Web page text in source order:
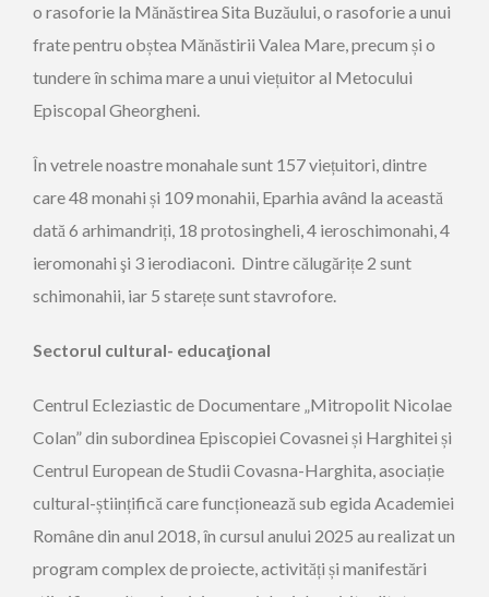
o rasoforie la Mănăstirea Sita Buzăului, o rasoforie a unui
frate pentru obștea Mănăstirii Valea Mare, precum și o
tundere în schima mare a unui viețuitor al Metocului
Episcopal Gheorgheni.
În vetrele noastre monahale sunt 157 viețuitori, dintre
care 48 monahi și 109 monahii, Eparhia având la această
dată 6 arhimandriți, 18 protosingheli, 4 ieroschimonahi, 4
ieromonahi şi 3 ierodiaconi. Dintre călugărițe 2 sunt
schimonahii, iar 5 starețe sunt stavrofore.
Sectorul cultural- educaţional
Centrul Ecleziastic de Documentare „Mitropolit Nicolae
Colan” din subordinea Episcopiei Covasnei și Harghitei și
Centrul European de Studii Covasna-Harghita, asociație
cultural-științifică care funcționează sub egida Academiei
Române din anul 2018, în cursul anului 2025 au realizat un
program complex de proiecte, activități și manifestări